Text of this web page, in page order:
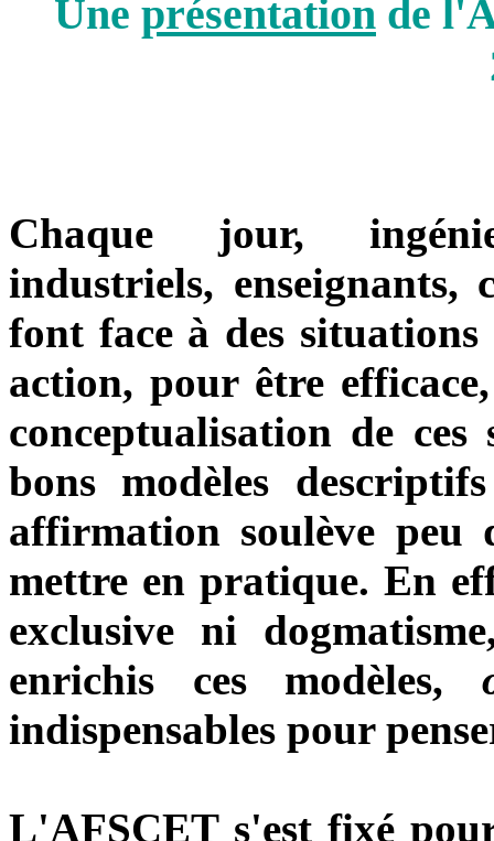
Une présentation de
Chaque jour,
industriels, enseignants,
font face à des
action, pour être
conceptualisation de
bons modèles
affirmation soulève peu
mettre en pratique. En
exclusive ni
enrichis ces modèles,
indispensables pour
L'AFSCET s'est fixé